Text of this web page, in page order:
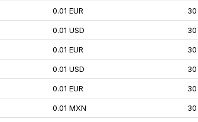
0.01 EUR 30
0.01 USD 30
0.01 EUR 30
0.01 USD 30
0.01 EUR 30
0.01 MXN 30